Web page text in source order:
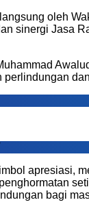
oleh
sinergi Jasa
apresiasi,
bagi